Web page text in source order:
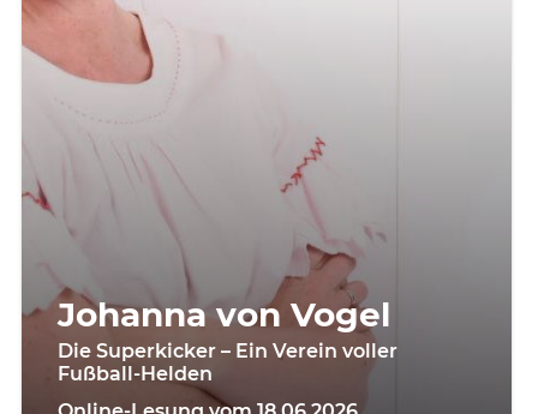
Johanna von Vogel
Die Superkicker – Ein Verein voller
Fußball-Helden